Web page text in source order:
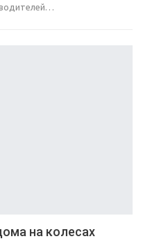
на колесах